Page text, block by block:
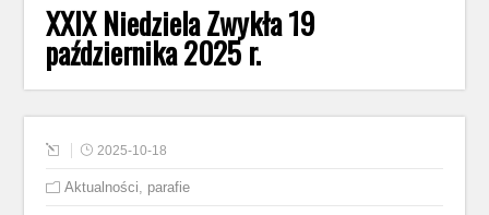
XXIX Niedziela Zwykła 19
października 2025 r.
2025-10-18
Aktualności, parafie